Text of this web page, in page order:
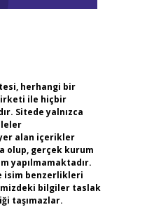
herhangi bir
ile hiçbir
Sitede yalnızca
alan içerikler
olup, gerçek kurum
yapılmamaktadır.
isim benzerlikleri
bilgiler taslak
taşımazlar.